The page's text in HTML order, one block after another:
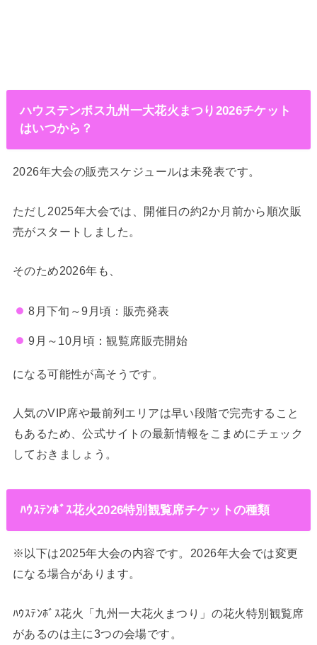
ハウステンボス九州一大花火まつり2026チケット
はいつから？
2026年大会の販売スケジュールは未発表です。
ただし2025年大会では、開催日の約2か月前から順次販
売がスタートしました。
そのため2026年も、
8月下旬～9月頃：販売発表
9月～10月頃：観覧席販売開始
になる可能性が高そうです。
人気のVIP席や最前列エリアは早い段階で完売すること
もあるため、公式サイトの最新情報をこまめにチェック
しておきましょう。
ﾊｳｽﾃﾝﾎﾞｽ花火2026特別観覧席チケットの種類
※以下は2025年大会の内容です。2026年大会では変更
になる場合があります。
ﾊｳｽﾃﾝﾎﾞｽ花火「九州一大花火まつり」の花火特別観覧席
があるのは主に3つの会場です。